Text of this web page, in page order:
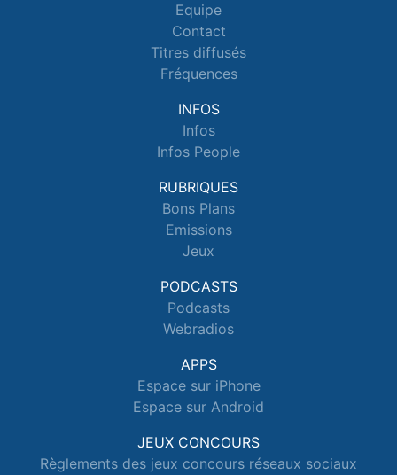
Equipe
Contact
Titres diffusés
Fréquences
INFOS
Infos
Infos People
RUBRIQUES
Bons Plans
Emissions
Jeux
PODCASTS
Podcasts
Webradios
APPS
Espace sur iPhone
Espace sur Android
JEUX CONCOURS
Règlements des jeux concours réseaux sociaux